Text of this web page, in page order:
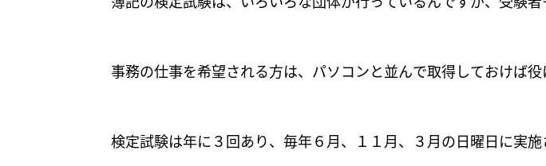
事務の仕事を希望される方は、パソコンと並んで取得しておけば役
検定試験は年に３回あり、毎年６月、１１月、３月の日曜日に実